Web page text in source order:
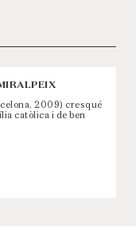
2009) cresqué
catòlica i de ben